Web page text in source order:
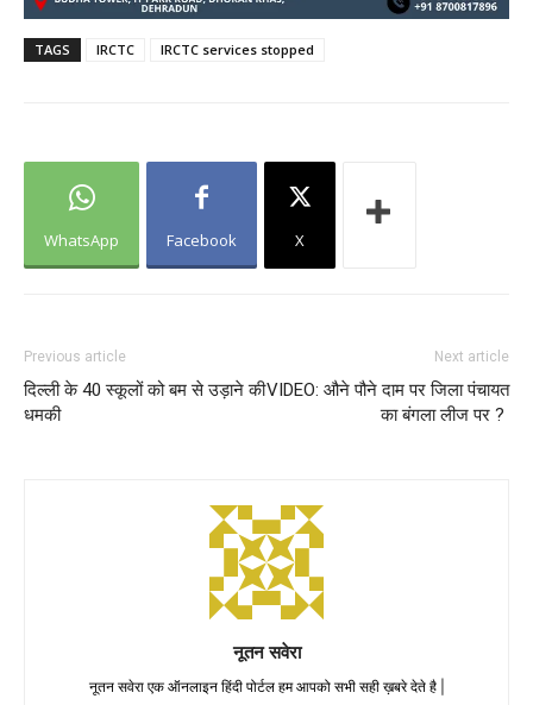
TAGS IRCTC IRCTC services stopped
WhatsApp Facebook X
Previous article
दिल्ली के 40 स्कूलों को बम से उड़ाने की
धमकी
Next article
VIDEO: औने पौने दाम पर जिला पंचायत
का बंगला लीज पर ?
नूतन सवेरा
नूतन सवेरा एक ऑनलाइन हिंदी पोर्टल हम आपको सभी सही ख़बरे देते है |